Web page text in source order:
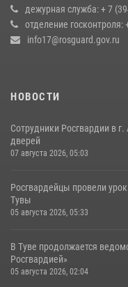
17 июля 2026, 07:22 1
дежурная служба: + 7
отделение госконтроля:
info17@rosguard.gov.ru
НОВОСТИ
Сотрудники Росгвардии в
дверей
07 августа 2026, 05:03
Росгвардейцы провели
Тувы
05 августа 2026, 05:33
В Туве продолжается
Росгвардией»
05 августа 2026, 02:04